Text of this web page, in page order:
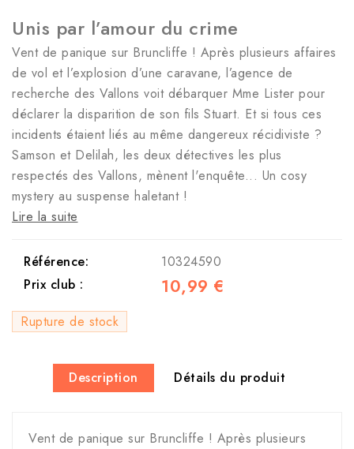
Unis par l’amour du crime
Vent de panique sur Bruncliffe ! Après plusieurs affaires
de vol et l’explosion d’une caravane, l’agence de
recherche des Vallons voit débarquer Mme Lister pour
déclarer la disparition de son fils Stuart. Et si tous ces
incidents étaient liés au même dangereux récidiviste ?
Samson et Delilah, les deux détectives les plus
respectés des Vallons, mènent l'enquête... Un cosy
mystery au suspense haletant !
Lire la suite
Référence:
10324590
Prix club :
10,99 €
Rupture de stock
Description Détails du produit
Vent de panique sur Bruncliffe ! Après plusieurs